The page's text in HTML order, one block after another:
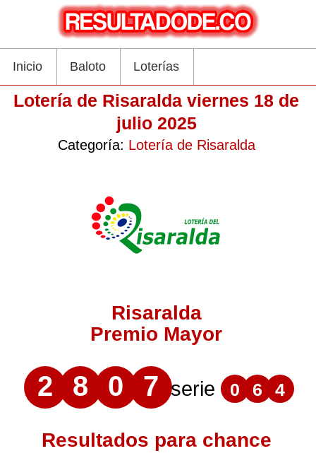
Inicio Baloto Loterías
Lotería de Risaralda viernes 18 de
julio 2025
Categoría: Lotería de Risaralda
Risaralda
Premio Mayor
2 8 0 7 serie 0 6 4
Resultados para chance